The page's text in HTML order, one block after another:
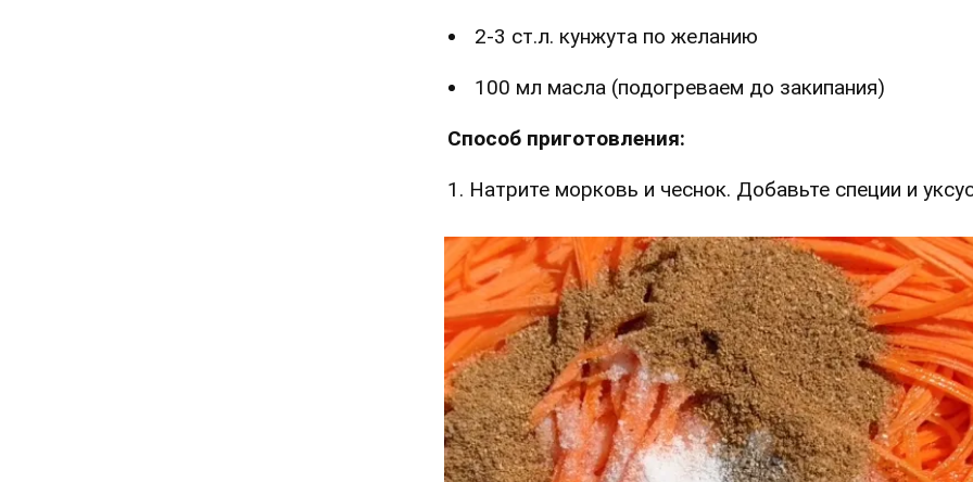
2-3 ст.л. кунжута по желанию
100 мл масла (подогреваем до закипания)
Способ приготовления:
1. Натрите морковь и чеснок. Добавьте специи и